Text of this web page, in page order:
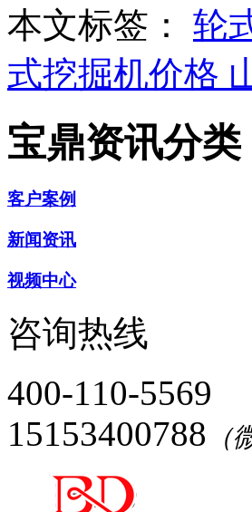
本文标签： 轮
式挖掘机价格
宝鼎资讯分类
客户案例
新闻资讯
视频中心
咨询热线
400-110-5569
15153400788 （